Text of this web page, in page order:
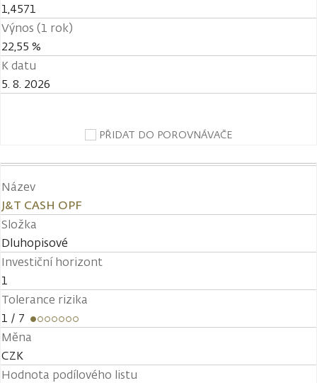
1,4571
Výnos (1 rok)
22,55 %
K datu
5. 8. 2026
PŘIDAT DO POROVNÁVAČE
Název
J&T CASH OPF
Složka
Dluhopisové
Investiční horizont
1
Tolerance rizika
1 / 7
Měna
CZK
Hodnota podílového listu